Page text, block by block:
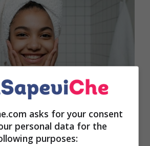
prendersi cura della pelle del
più o meno tutte. È importante
asks for your consent
personal data for the
purposes: